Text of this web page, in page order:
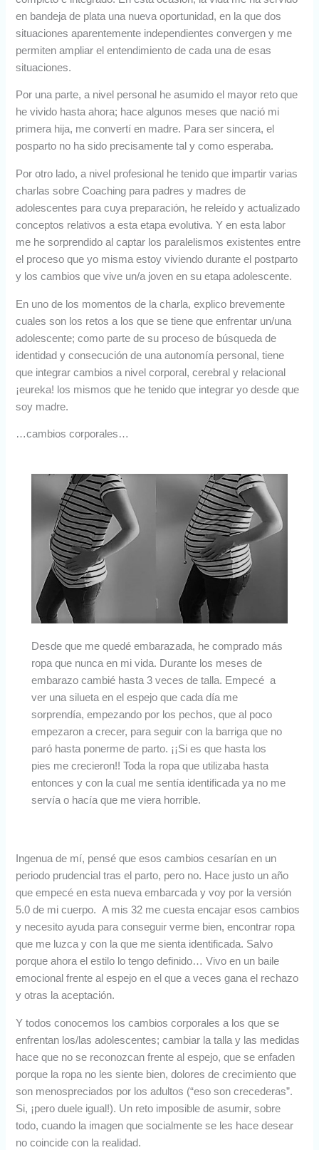
en bandeja de plata una nueva oportunidad, en la que dos
situaciones aparentemente independientes convergen y me
permiten ampliar el entendimiento de cada una de esas
situaciones.
Por una parte, a nivel personal he asumido el mayor reto que
he vivido hasta ahora; hace algunos meses que nació mi
primera hija, me convertí en madre. Para ser sincera, el
posparto no ha sido precisamente tal y como esperaba.
Por otro lado, a nivel profesional he tenido que impartir varias
charlas sobre Coaching para padres y madres de
adolescentes para cuya preparación, he releído y actualizado
conceptos relativos a esta etapa evolutiva. Y en esta labor
me he sorprendido al captar los paralelismos existentes entre
el proceso que yo misma estoy viviendo durante el postparto
y los cambios que vive un/a joven en su etapa adolescente.
En uno de los momentos de la charla, explico brevemente
cuales son los retos a los que se tiene que enfrentar un/una
adolescente; como parte de su proceso de búsqueda de
identidad y consecución de una autonomía personal, tiene
que integrar cambios a nivel corporal, cerebral y relacional
¡eureka! los mismos que he tenido que integrar yo desde que
soy madre.
…cambios corporales…
Desde que me quedé embarazada, he comprado más
ropa que nunca en mi vida. Durante los meses de
embarazo cambié hasta 3 veces de talla. Empecé a
ver una silueta en el espejo que cada día me
sorprendía, empezando por los pechos, que al poco
empezaron a crecer, para seguir con la barriga que no
paró hasta ponerme de parto. ¡¡Si es que hasta los
pies me crecieron!! Toda la ropa que utilizaba hasta
entonces y con la cual me sentía identificada ya no me
servía o hacía que me viera horrible.
Ingenua de mí, pensé que esos cambios cesarían en un
periodo prudencial tras el parto, pero no. Hace justo un año
que empecé en esta nueva embarcada y voy por la versión
5.0 de mi cuerpo. A mis 32 me cuesta encajar esos cambios
y necesito ayuda para conseguir verme bien, encontrar ropa
que me luzca y con la que me sienta identificada. Salvo
porque ahora el estilo lo tengo definido… Vivo en un baile
emocional frente al espejo en el que a veces gana el rechazo
y otras la aceptación.
Y todos conocemos los cambios corporales a los que se
enfrentan los/las adolescentes; cambiar la talla y las medidas
hace que no se reconozcan frente al espejo, que se enfaden
porque la ropa no les siente bien, dolores de crecimiento que
son menospreciados por los adultos (“eso son crecederas”.
Si, ¡pero duele igual!). Un reto imposible de asumir, sobre
todo, cuando la imagen que socialmente se les hace desear
no coincide con la realidad.